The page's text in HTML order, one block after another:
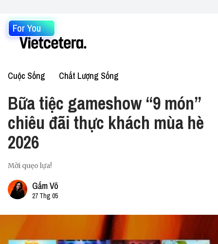
For You
Cuộc Sống Chất Lượng Sống
Bữa tiệc gameshow “9 món”
chiêu đãi thực khách mùa hè
2026
Mời quẹo lựa!
Gấm Võ
27 Thg 05